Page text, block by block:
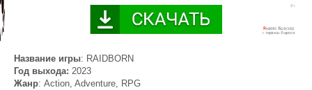
Название игры: RAIDBORN
Год выхода: 2023
Жанр: Action, Adventure, RPG